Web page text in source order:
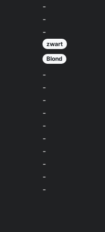
-
-
-
zwart
Blond
-
-
-
-
-
-
-
-
-
-